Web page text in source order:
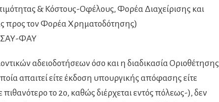
& Κόστους-Οφέλους, Φορέα Διαχείρισης και
προς τον Φορέα Χρηματοδότησης)
ΣΑΥ-ΦΑΥ
αδειοδοτήσεων όσο και η διαδικασία Οριοθέτησης
απαιτεί είτε έκδοση υπουργικής απόφασης είτε
το 2ο, καθώς διέρχεται εντός πόλεως-), δεν